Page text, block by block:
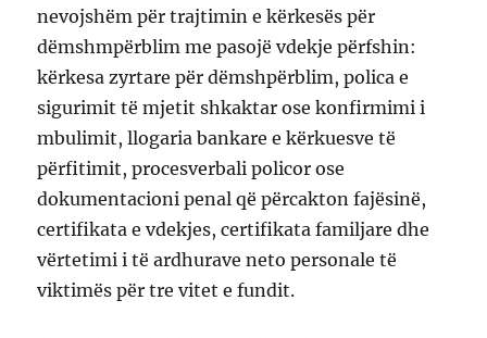
nevojshëm për trajtimin e kërkesës për
dëmshmpërblim me pasojë vdekje përfshin:
kërkesa zyrtare për dëmshpërblim, polica e
sigurimit të mjetit shkaktar ose konfirmimi i
mbulimit, llogaria bankare e kërkuesve të
përfitimit, procesverbali policor ose
dokumentacioni penal që përcakton fajësinë,
certifikata e vdekjes, certifikata familjare dhe
vërtetimi i të ardhurave neto personale të
viktimës për tre vitet e fundit.